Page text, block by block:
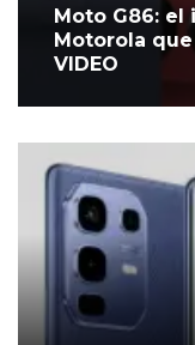
Moto G86:
Motorola
VIDEO